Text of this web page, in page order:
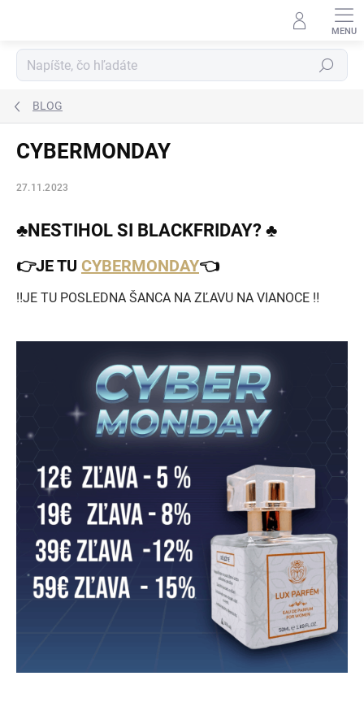
Hľadať
BLOG
CYBERMONDAY
27.11.2023
♣NESTIHOL SI BLACKFRIDAY? ♣
👉JE TU CYBERMONDAY👈
‼️JE TU POSLEDNA ŠANCA NA ZĽAVU NA VIANOCE ‼️